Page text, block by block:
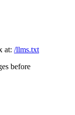
at: /llms.txt
before